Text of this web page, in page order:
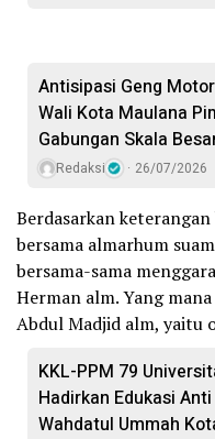
Antisipasi Geng
Wali Kota Maulana
Gabungan Skala
Redaksi 26/07/2026
Berdasarkan
bersama almarhum
bersama-sama
Herman alm. Yang
Abdul Madjid alm, yaitu
KKL-PPM 79
Hadirkan Edukasi
Wahdatul Ummah